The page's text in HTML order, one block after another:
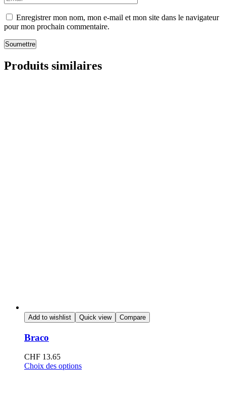
Enregistrer mon nom, mon e-mail et mon site dans le navigateur
pour mon prochain commentaire.
Soumettre
Produits similaires
Add to wishlist Quick view Compare
Braco
CHF 13.65
Choix des options